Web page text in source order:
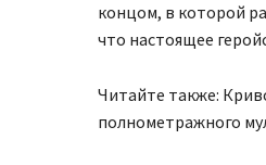
концом, в которой
что настоящее
Читайте также:
полнометражного